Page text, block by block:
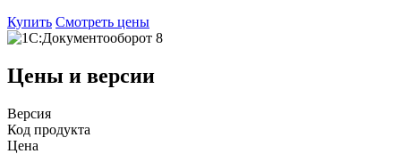
Купить Смотреть цены
Цены и версии
Версия
Код продукта
Цена